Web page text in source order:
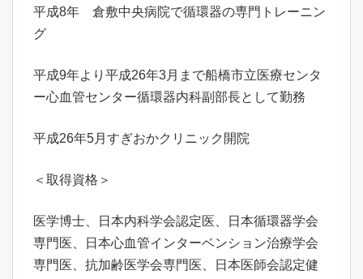
平成8年 倉敷中央病院で循環器の専門トレーニン
グ
平成9年より平成26年3月まで船橋市立医療センタ
ー心血管センター循環器内科副部長として勤務
平成26年5月すぎおかクリニック開院
＜取得資格＞
医学博士、日本内科学会認定医、日本循環器学会
専門医、日本心血管インターベンション治療学会
専門医、抗加齢医学会専門医、日本医師会認定健